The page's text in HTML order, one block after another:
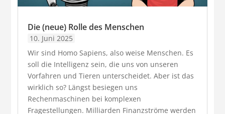
Die (neue) Rolle des Menschen
10. Juni 2025
Wir sind Homo Sapiens, also weise Menschen. Es
soll die Intelligenz sein, die uns von unseren
Vorfahren und Tieren unterscheidet. Aber ist das
wirklich so? Längst besiegen uns
Rechenmaschinen bei komplexen
Fragestellungen. Milliarden Finanzströme werden